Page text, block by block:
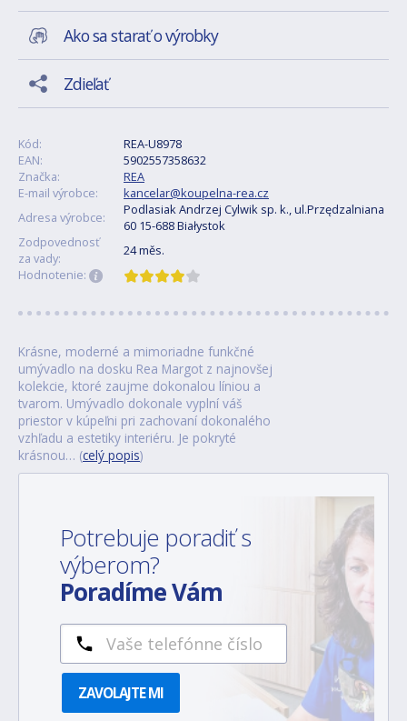
Ako sa starať o výrobky
Zdieľať
Kód:
REA-U8978
EAN:
5902557358632
Značka:
REA
E-mail výrobce:
kancelar@koupelna-rea.cz
Adresa výrobce:
Podlasiak Andrzej Cylwik sp. k., ul.Przędzalniana
60 15-688 Białystok
Zodpovednosť
za vady:
24 měs.
Hodnotenie:
Krásne, moderné a mimoriadne funkčné
umývadlo na dosku Rea Margot z najnovšej
kolekcie, ktoré zaujme dokonalou líniou a
tvarom. Umývadlo dokonale vyplní váš
priestor v kúpeľni pri zachovaní dokonalého
vzhľadu a estetiky interiéru. Je pokryté
krásnou… (celý popis)
Potrebuje poradiť s
výberom?
Poradíme Vám
ZAVOLAJTE MI